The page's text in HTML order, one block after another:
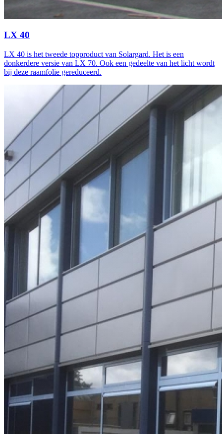
LX 40
LX 40 is het tweede topproduct van Solargard. Het is een
donkerdere versie van LX 70. Ook een gedeelte van het licht wordt
bij deze raamfolie gereduceerd.